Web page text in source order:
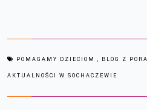
POMAGAMY DZIECIOM , BLOG Z
AKTUALNOŚCI W SOCHACZEWIE